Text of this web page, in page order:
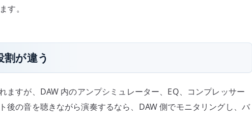
す。
が違う
ますが、DAW 内のアンプシミュレーター、EQ、コンプレッサー
後の音を聴きながら演奏するなら、DAW 側でモニタリングし、バ